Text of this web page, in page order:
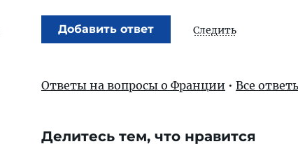
Добавить ответ Следить
Ответы на вопросы о Франции • Все
Делитесь тем, что нравится